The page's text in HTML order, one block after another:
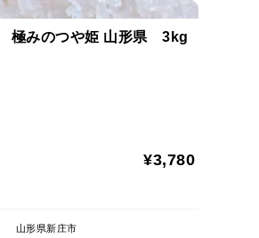
極みのつや姫 山形県 3kg
¥3,780
山形県新庄市